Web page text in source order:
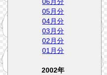
05月分
04月分
03月分
02月分
01月分
2002年